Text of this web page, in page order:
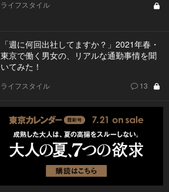
ライフスタイル
「週に何回出社してますか？」2021年春・
東京で働く男女の、リアルな通勤事情を聞
いてみた！
ライフスタイル 13